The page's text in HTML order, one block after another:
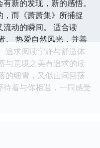
新的发现，新的感悟。
而《萧萧集》所捕捉
流动的瞬间。 适合读
。 热爱自然风光，并善
追求阅读宁静与舒适体
与意境之美有追求的读
的细雪，又似山间回荡
着与你相遇，一同感受